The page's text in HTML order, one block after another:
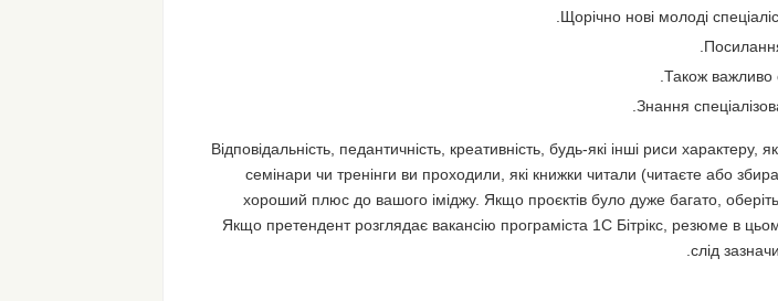
Щорічно нові молоді
Також важливо
Знання
Відповідальність, педантичність, креативність, будь-які інші риси
семінари чи тренінги ви проходили, які книжки читали (читаєте або
хороший плюс до вашого іміджу. Якщо проєктів було дуже багато, оберіть
Якщо претендент розглядає вакансію програміста 1С Бітрікс, резюме в
слід